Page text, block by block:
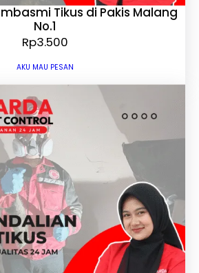
Tikus di Pakis Malang
No.1
Rp3.500
AKU MAU PESAN